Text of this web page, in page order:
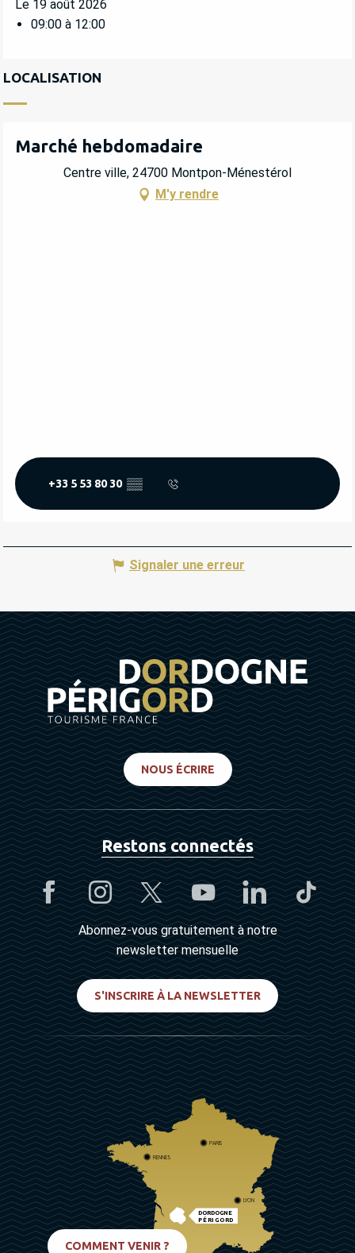
Le 19 août 2026
09:00 à 12:00
LOCALISATION
Marché hebdomadaire
Centre ville, 24700 Montpon-Ménestérol
M'y rendre
+33 5 53 80 30 ▒▒
Signaler une erreur
NOUS ÉCRIRE
Restons connectés
Abonnez-vous gratuitement à notre
newsletter mensuelle
S'INSCRIRE À LA NEWSLETTER
DORDOGNE
PÉRIGORD
PARIS
RENNES
LYON
COMMENT VENIR ?